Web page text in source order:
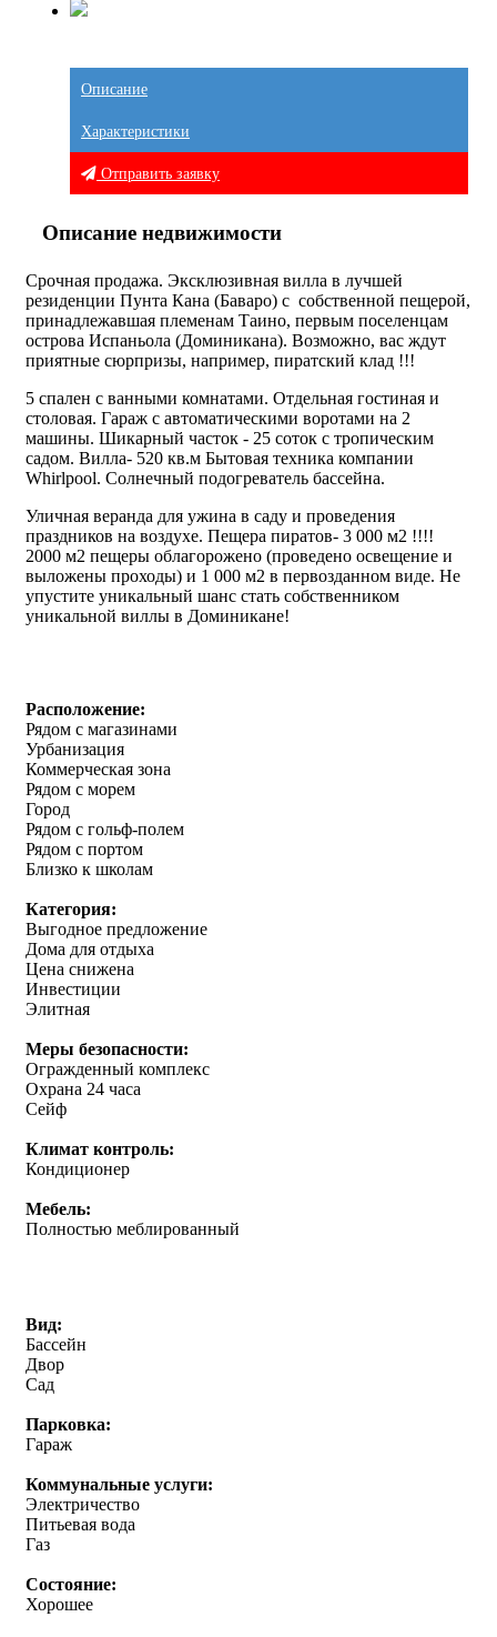
Описание
Характеристики
Отправить заявку
Описание недвижимости
Срочная продажа. Эксклюзивная вилла в лучшей
резиденции Пунта Кана (Баваро) с собственной пещерой,
принадлежавшая племенам Таино, первым поселенцам
острова Испаньола (Доминикана). Возможно, вас ждут
приятные сюрпризы, например, пиратский клад !!!
5 спален с ванными комнатами. Отдельная гостиная и
столовая. Гараж с автоматическими воротами на 2
машины. Шикарный часток - 25 соток с тропическим
садом. Вилла- 520 кв.м Бытовая техника компании
Whirlpool. Солнечный подогреватель бассейна.
Уличная веранда для ужина в саду и проведения
праздников на воздухе. Пещера пиратов- 3 000 м2 !!!!
2000 м2 пещеры облагорожено (проведено освещение и
выложены проходы) и 1 000 м2 в первозданном виде. Не
упустите уникальный шанс стать собственником
уникальной виллы в Доминикане!
Расположение:
Рядом с магазинами
Урбанизация
Коммерческая зона
Рядом с морем
Город
Рядом с гольф-полем
Рядом с портом
Близко к школам
Категория:
Выгодное предложение
Дома для отдыха
Цена снижена
Инвестиции
Элитная
Меры безопасности:
Огражденный комплекс
Охрана 24 часа
Сейф
Климат контроль:
Кондиционер
Мебель:
Полностью меблированный
Вид:
Бассейн
Двор
Сад
Парковка:
Гараж
Коммунальные услуги:
Электричество
Питьевая вода
Газ
Состояние:
Хорошее